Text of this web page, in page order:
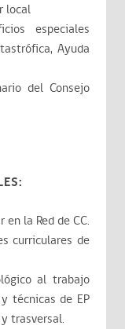
local
especiales
Ayuda
del Consejo
la Red de CC.
curriculares de
al trabajo
técnicas de EP
trasversal.